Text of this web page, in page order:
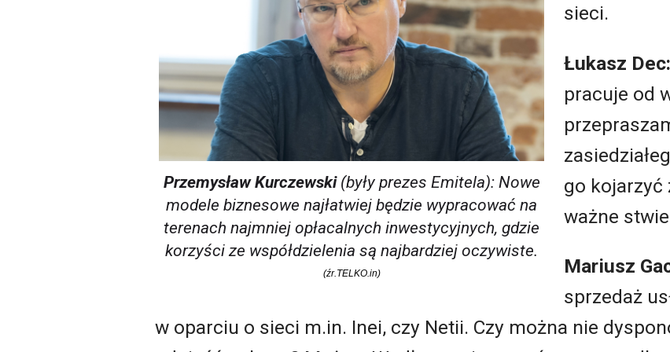
Przemysław Kurczewski(były prezes Emitela): Nowe
modele biznesowe najłatwiej będzie wypracować na
terenach najmniej opłacalnych inwestycyjnych, gdzie
korzyści ze współdzielenia są najbardziej oczywiste.
(źr.TELKO.in)
sieci.
Łukasz Dec:
pracuje od
go kojarzyć
ważne
Mariusz
sprzedaż
w oparciu o sieci m.in. Inei, czy Netii. Czy można nie